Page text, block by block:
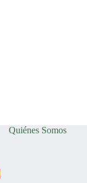
Quiénes Somos